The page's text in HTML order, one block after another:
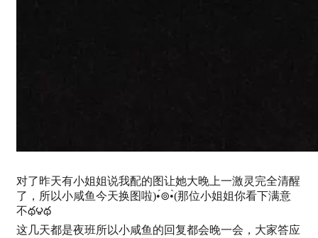
对了昨天有小姐姐说我配的图让她大晚上一激灵完全清醒
了，所以小咸鱼今天换图啦)•́⊚•̀(那位小姐姐你看下满意
不థ౪థ
这几天都是夜班所以小咸鱼的回复都会晚一会，大家答应